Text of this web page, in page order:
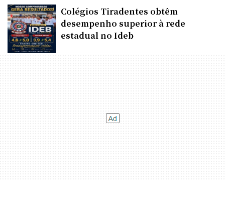
Colégios Tiradentes obtêm
desempenho superior à rede
estadual no Ideb